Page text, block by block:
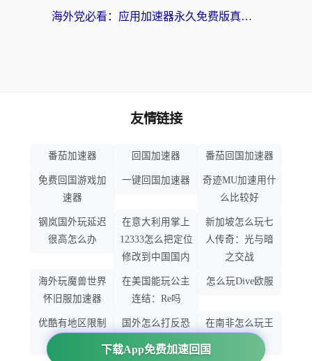
海外党必看：应用加速器永久免费版真的靠谱吗？教你选对回国加速器无缝刷国内资源
下载App免费加速回国
友情链接
番茄加速器 回国加速器 番茄回国加速器
免费回国游戏加
速器
一键回国加速器
奇迹MU加速用什
么比较好
钢岚国外玩延迟
很高怎么办
在意大利用掌上
12333怎么把定位
修改到中国国内
新加坡怎么玩七
人传奇：光与暗
之交战
海外玩魔兽世界
怀旧服加速器
在美国能玩公主
连结：Re吗
怎么玩Dive欧服
优酷有地区限制
国外怎么打反恐
精英：全球攻势
在南非怎么玩王